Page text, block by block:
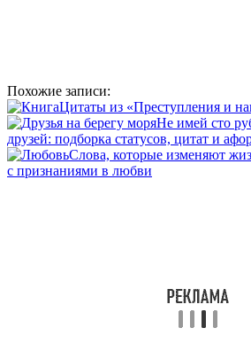
Похожие записи:
Цитаты из «Преступления и
Не имей сто
друзей: подборка статусов, цитат и
Слова, которые изменяют
с признаниями в любви